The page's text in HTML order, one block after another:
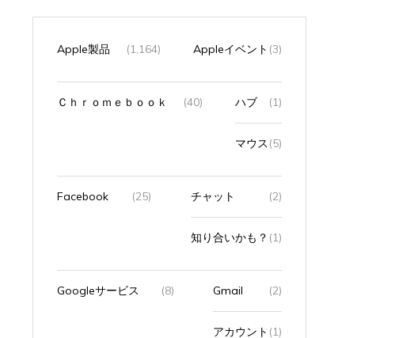
Apple製品 (1,164) Appleイベント (3)
Ｃｈｒｏｍｅｂｏｏｋ (40) ハブ (1)
マウス (5)
Facebook (25) チャット (2)
知り合いかも？ (1)
Googleサービス (8) Gmail (2)
アカウント (1)